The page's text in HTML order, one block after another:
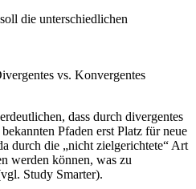
die unterschiedlichen
vs. Konvergentes
dass durch divergentes
Pfaden erst Platz für neue
durch die „nicht zielgerichtete“ Art
werden können, was zu
Study Smarter).